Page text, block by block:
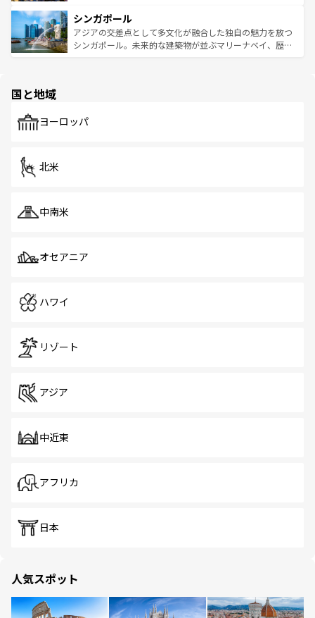
参照してほしい。
激する。気候は一年中温暖で、どの季節にも異なる楽しみ
が待っている。親しみやすいタイの人々、仏教を中心とし
た文化、そして多様な観光資源が、訪れる旅人を魅了し続
み、どこを訪れても感動するはず。観光スポットが密集し
ており、効率よく見どころを回れるのも魅力。息をのむよ
うな絶景から文化的な体験まで、香港を存分に楽しみ尽く
シンガポール
アジアの交差点として多文化が融合した独自の魅力を放つ
シンガポール。未来的な建築物が並ぶマリーナベイ、歴史
で、ホーカーズは地元の風情を楽しめる外せないスポット
国と地域
ヨーロッパ
北米
中南米
オセアニア
ハワイ
リゾート
アジア
中近東
アフリカ
日本
人気スポット